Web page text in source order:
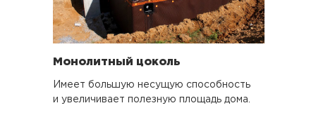
Монолитный цоколь
Имеет большую несущую способность
и увеличивает полезную площадь дома.